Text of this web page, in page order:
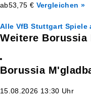
ab53,75 € Vergleichen »
Alle VfB Stuttgart Spiele
Weitere Borussia
Borussia
15.08.2026 13:30 Uhr